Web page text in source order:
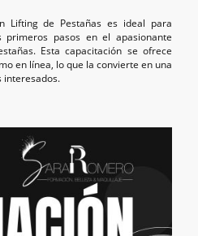
Lifting de Pestañas es ideal para
pasos en el apasionante
Esta capacitación se ofrece
en línea, lo que la convierte en una
interesados.